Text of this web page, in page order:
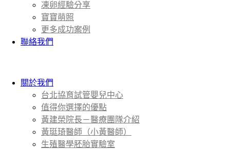
凍卵經驗分享
寶寶萌照
更多成功案例
聯絡我們
關於我們
台北協育試管嬰兒中心
值得你選擇的優點
黃建榮院長－醫療團隊介紹
黃珽琦醫師（小黃醫師）
生殖醫學胚胎實驗室